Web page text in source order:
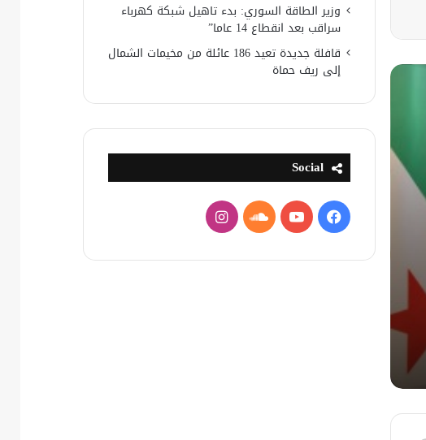
وزير الطاقة السوري: بدء تاهيل شبكة كهرباء
سراقب بعد انقطاع 14 عاما”
قافلة جديدة تعيد 186 عائلة من مخيمات الشمال
إلى ريف حماة
Social
فيسبوكيوتيوبساوندانستقرام